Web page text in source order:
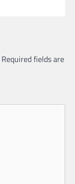
Required fields are